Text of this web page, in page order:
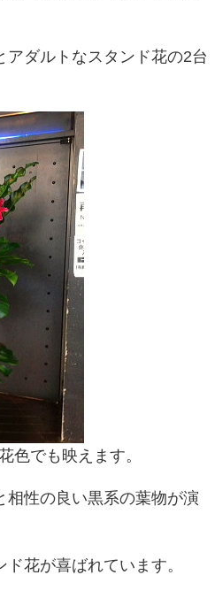
ダルトなスタンド花の2台
色でも映えます。
性の良い黒系の葉物が演
花が喜ばれています。